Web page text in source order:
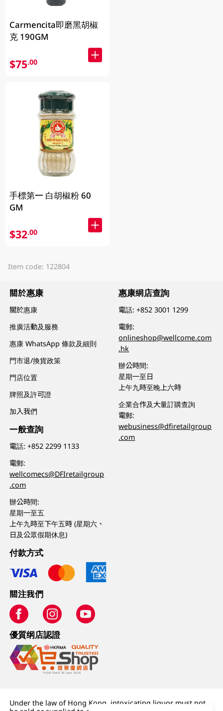
Carmencita即磨黑胡椒
克 190GM
$75.00
手標第一 白胡椒粉 60
GM
$32.00
Item code: 122804
關於惠康
關於惠康
推廣活動及服務
惠康 WhatsApp 條款及細則
門市退/換貨政策
門店位置
牌照及許可證
加入我們
一般查詢
電話:+852 2299 1133
電郵:
wellcomecs@DFIretailgroup
.com
辦公時間:
星期一至五
上午九時至下午五時 (星期六、
日及公眾假期休息)
惠康網店查詢
電話:+852 3001 1299
電郵:
onlineshop@wellcome.com
.hk
辦公時間:
星期一至日
上午九時至晚上六時
企業合作及大量訂購查詢
電郵:
webusiness@dfiretailgroup
.com
付款方式
關注我們
優質纲店認證
Under the law of Hong Kong, intoxicating liquor must not